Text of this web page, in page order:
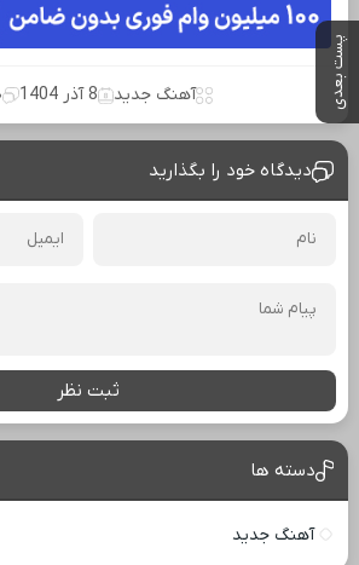
پست بعدی آهنگ جدید 8 آذر 1404 ۰
دیدگاه خود را بگذارید
ثبت نظر
دسته ها
آهنگ جدید